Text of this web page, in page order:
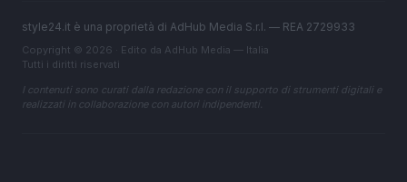
style24.it è una proprietà di AdHub Media S.r.l. — REA 2729933
Copyright © 2026 · Edito da AdHub Media — Italia
Tutti i diritti riservati
I contenuti sono curati dalla redazione con il supporto di strumenti digitali e
realizzati in collaborazione con autori indipendenti.